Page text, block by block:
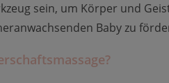
sein, um Körper und
Baby zu